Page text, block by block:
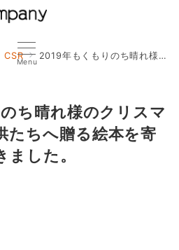
Menu
CSR 2019年もくもりのち晴れ様のクリスマスイベントで子供たちへ贈る絵本を寄贈させていただきました。
ち晴れ様のクリスマ
たちへ贈る絵本を寄
した。